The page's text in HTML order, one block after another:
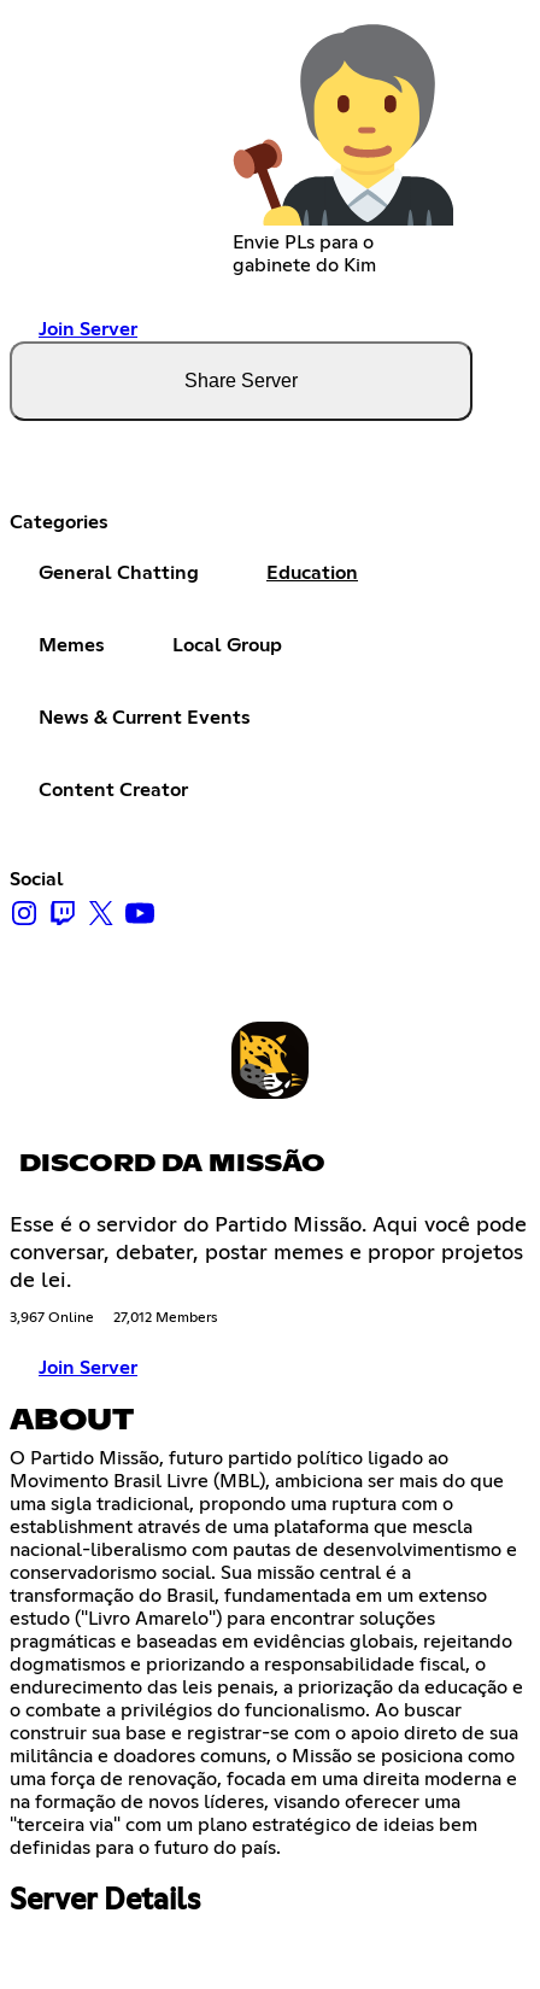
Envie PLs para o
gabinete do Kim
Join Server
Share Server
Categories
General Chatting Education
Memes Local Group
News & Current Events
Content Creator
Social
DISCORD DA MISSÃO
Esse é o servidor do Partido Missão. Aqui você pode
conversar, debater, postar memes e propor projetos
de lei.
3,967 Online 27,012 Members
Join Server
ABOUT
O Partido Missão, futuro partido político ligado ao
Movimento Brasil Livre (MBL), ambiciona ser mais do que
uma sigla tradicional, propondo uma ruptura com o
establishment através de uma plataforma que mescla
nacional-liberalismo com pautas de desenvolvimentismo e
conservadorismo social. Sua missão central é a
transformação do Brasil, fundamentada em um extenso
estudo ("Livro Amarelo") para encontrar soluções
pragmáticas e baseadas em evidências globais, rejeitando
dogmatismos e priorizando a responsabilidade fiscal, o
endurecimento das leis penais, a priorização da educação e
o combate a privilégios do funcionalismo. Ao buscar
construir sua base e registrar-se com o apoio direto de sua
militância e doadores comuns, o Missão se posiciona como
uma força de renovação, focada em uma direita moderna e
na formação de novos líderes, visando oferecer uma
"terceira via" com um plano estratégico de ideias bem
definidas para o futuro do país.
Server Details